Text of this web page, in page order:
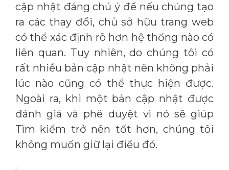
cập nhật đáng chú ý để nếu chúng tạo
ra các thay đổi, chủ sở hữu trang web
có thể xác định rõ hơn hệ thống nào có
liên quan. Tuy nhiên, do chúng tôi có
rất nhiều bản cập nhật nên không phải
lúc nào cũng có thể thực hiện được.
Ngoài ra, khi một bản cập nhật được
đánh giá và phê duyệt vì nó sẽ giúp
Tìm kiếm trở nên tốt hơn, chúng tôi
không muốn giữ lại điều đó.